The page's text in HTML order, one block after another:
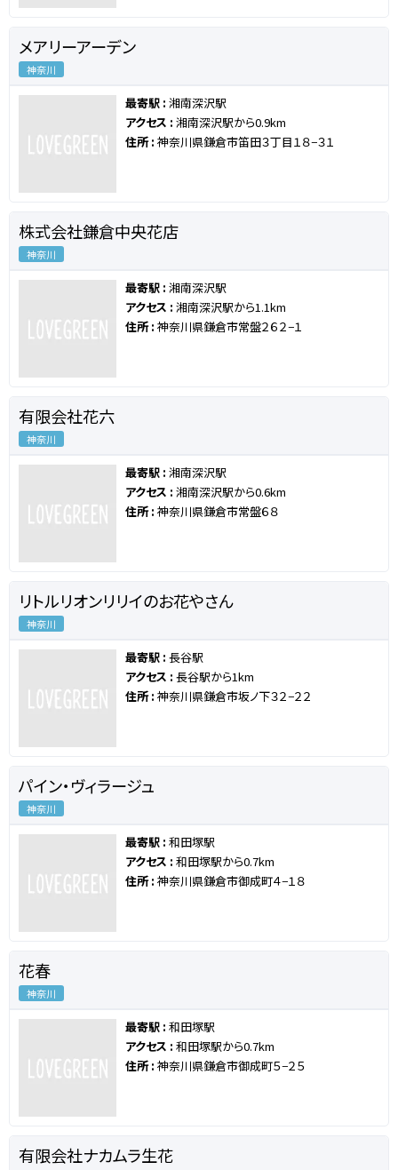
メアリーアーデン
神奈川
最寄駅 : 湘南深沢駅
アクセス : 湘南深沢駅から0.9km
住所 : 神奈川県鎌倉市笛田３丁目１８−３１
株式会社鎌倉中央花店
神奈川
最寄駅 : 湘南深沢駅
アクセス : 湘南深沢駅から1.1km
住所 : 神奈川県鎌倉市常盤２６２−１
有限会社花六
神奈川
最寄駅 : 湘南深沢駅
アクセス : 湘南深沢駅から0.6km
住所 : 神奈川県鎌倉市常盤６８
リトルリオンリリイのお花やさん
神奈川
最寄駅 : 長谷駅
アクセス : 長谷駅から1km
住所 : 神奈川県鎌倉市坂ノ下３２−２２
パイン・ヴィラージュ
神奈川
最寄駅 : 和田塚駅
アクセス : 和田塚駅から0.7km
住所 : 神奈川県鎌倉市御成町４−１８
花春
神奈川
最寄駅 : 和田塚駅
アクセス : 和田塚駅から0.7km
住所 : 神奈川県鎌倉市御成町５−２５
有限会社ナカムラ生花